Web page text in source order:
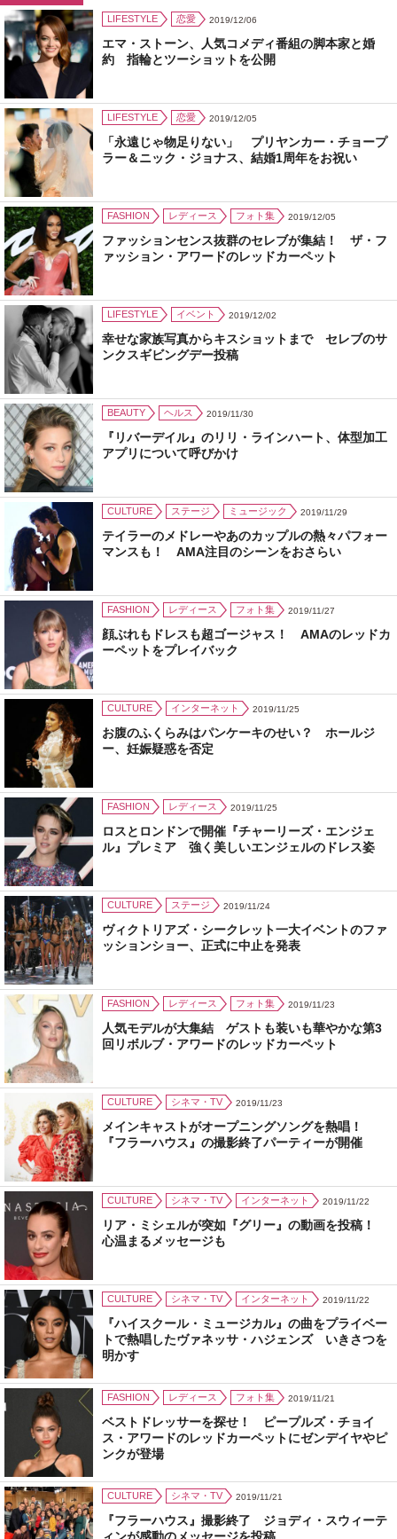
LIFESTYLE 恋愛 2019/12/06
エマ・ストーン、人気コメディ番組の脚本家と婚
約 指輪とツーショットを公開
LIFESTYLE 恋愛 2019/12/05
「永遠じゃ物足りない」 プリヤンカー・チョープ
ラー＆ニック・ジョナス、結婚1周年をお祝い
FASHION レディース フォト集 2019/12/05
ファッションセンス抜群のセレブが集結！ ザ・フ
ァッション・アワードのレッドカーペット
LIFESTYLE イベント 2019/12/02
幸せな家族写真からキスショットまで セレブのサ
ンクスギビングデー投稿
BEAUTY ヘルス 2019/11/30
『リバーデイル』のリリ・ラインハート、体型加工
アプリについて呼びかけ
CULTURE ステージ ミュージック 2019/11/29
テイラーのメドレーやあのカップルの熱々パフォー
マンスも！ AMA注目のシーンをおさらい
FASHION レディース フォト集 2019/11/27
顔ぶれもドレスも超ゴージャス！ AMAのレッドカ
ーペットをプレイバック
CULTURE インターネット 2019/11/25
お腹のふくらみはパンケーキのせい？ ホールジ
ー、妊娠疑惑を否定
FASHION レディース 2019/11/25
ロスとロンドンで開催『チャーリーズ・エンジェ
ル』プレミア 強く美しいエンジェルのドレス姿
CULTURE ステージ 2019/11/24
ヴィクトリアズ・シークレット一大イベントのファ
ッションショー、正式に中止を発表
FASHION レディース フォト集 2019/11/23
人気モデルが大集結 ゲストも装いも華やかな第3
回リボルブ・アワードのレッドカーペット
CULTURE シネマ・TV 2019/11/23
メインキャストがオープニングソングを熱唱！
『フラーハウス』の撮影終了パーティーが開催
CULTURE シネマ・TV インターネット 2019/11/22
リア・ミシェルが突如『グリー』の動画を投稿！
心温まるメッセージも
CULTURE シネマ・TV インターネット 2019/11/22
『ハイスクール・ミュージカル』の曲をプライベー
トで熱唱したヴァネッサ・ハジェンズ いきさつを
明かす
FASHION レディース フォト集 2019/11/21
ベストドレッサーを探せ！ ピープルズ・チョイ
ス・アワードのレッドカーペットにゼンデイヤやピ
ンクが登場
CULTURE シネマ・TV 2019/11/21
『フラーハウス』撮影終了 ジョディ・スウィーテ